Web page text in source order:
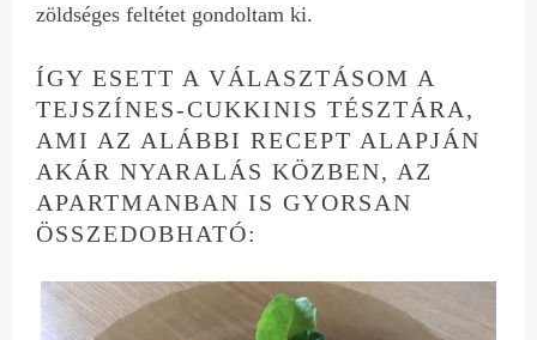
zöldséges feltétet gondoltam ki.
ÍGY ESETT A VÁLASZTÁSOM A
TEJSZÍNES-CUKKINIS TÉSZTÁRA,
AMI AZ ALÁBBI RECEPT ALAPJÁN
AKÁR NYARALÁS KÖZBEN, AZ
APARTMANBAN IS GYORSAN
ÖSSZEDOBHATÓ: